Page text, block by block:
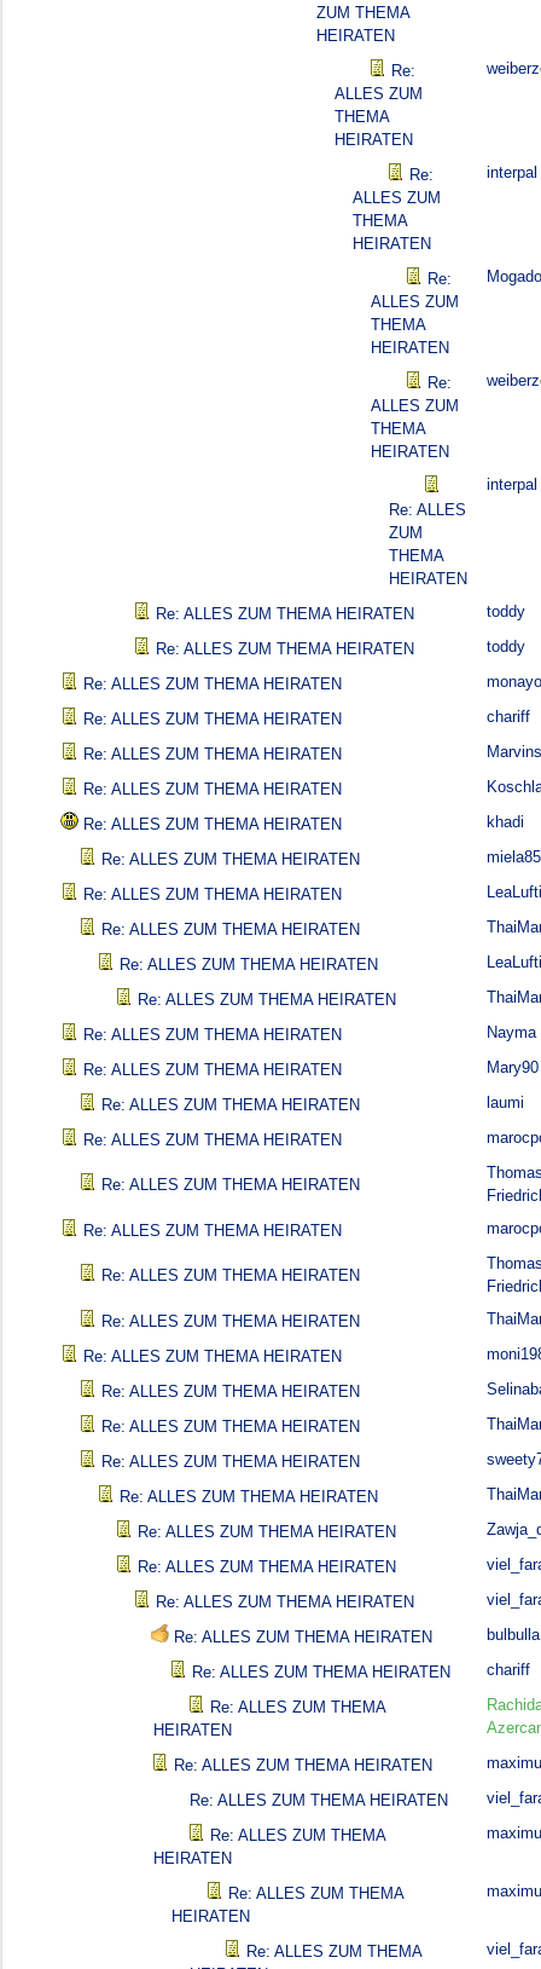
ZUM THEMA
HEIRATEN
Re:
ALLES ZUM
THEMA
HEIRATEN
Re:
ALLES ZUM
THEMA
HEIRATEN
interpal
Re:
ALLES ZUM
THEMA
HEIRATEN
Re:
ALLES ZUM
THEMA
HEIRATEN
Re: ALLES
ZUM
THEMA
HEIRATEN
interpal
Re: ALLES ZUM THEMA HEIRATEN toddy
Re: ALLES ZUM THEMA HEIRATEN toddy
Re: ALLES ZUM THEMA HEIRATEN
Re: ALLES ZUM THEMA HEIRATEN chariff
Re: ALLES ZUM THEMA HEIRATEN
Re: ALLES ZUM THEMA HEIRATEN
Re: ALLES ZUM THEMA HEIRATEN khadi
Re: ALLES ZUM THEMA HEIRATEN miela85
Re: ALLES ZUM THEMA HEIRATEN
Re: ALLES ZUM THEMA HEIRATEN
Re: ALLES ZUM THEMA HEIRATEN
Re: ALLES ZUM THEMA HEIRATEN
Re: ALLES ZUM THEMA HEIRATEN Nayma
Re: ALLES ZUM THEMA HEIRATEN Mary90
Re: ALLES ZUM THEMA HEIRATEN laumi
Re: ALLES ZUM THEMA HEIRATEN
Re: ALLES ZUM THEMA HEIRATEN
Re: ALLES ZUM THEMA HEIRATEN
Re: ALLES ZUM THEMA HEIRATEN
Re: ALLES ZUM THEMA HEIRATEN
Re: ALLES ZUM THEMA HEIRATEN
Re: ALLES ZUM THEMA HEIRATEN
Re: ALLES ZUM THEMA HEIRATEN
Re: ALLES ZUM THEMA HEIRATEN
Re: ALLES ZUM THEMA HEIRATEN
Re: ALLES ZUM THEMA HEIRATEN
Re: ALLES ZUM THEMA HEIRATEN
Re: ALLES ZUM THEMA HEIRATEN
Re: ALLES ZUM THEMA HEIRATEN bulbulla
Re: ALLES ZUM THEMA HEIRATEN chariff
Re: ALLES ZUM THEMA
HEIRATEN
Re: ALLES ZUM THEMA HEIRATEN
Re: ALLES ZUM THEMA HEIRATEN
Re: ALLES ZUM THEMA
HEIRATEN
Re: ALLES ZUM THEMA
HEIRATEN
Re: ALLES ZUM THEMA